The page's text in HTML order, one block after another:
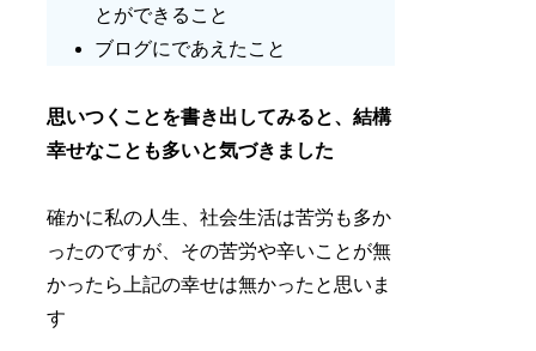
とができること
ブログにであえたこと
思いつくことを書き出してみると、結構
幸せなことも多いと気づきました
確かに私の人生、社会生活は苦労も多か
ったのですが、その苦労や辛いことが無
かったら上記の幸せは無かったと思いま
す